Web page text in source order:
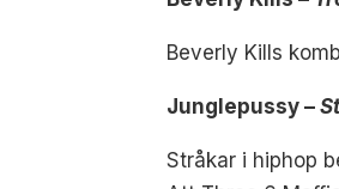
Beverly Kills
Junglepussy –
Stråkar i hiphop